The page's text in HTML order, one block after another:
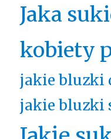
Jaka
kobiety
jakie bluzki
jakie bluzki